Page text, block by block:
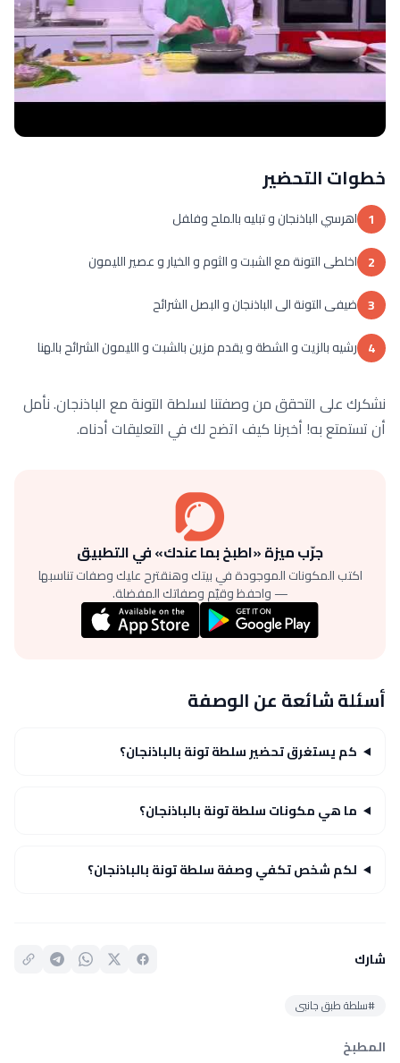
خطوات التحضير
1 اهرسي الباذنجان و تبليه بالملح وفلفل
2 اخلطى التونة مع الشبت و الثوم و الخيار و عصير الليمون
3 ضيفى التونة الى الباذنجان و البصل الشرائح
4 رشيه بالزيت و الشطة و يقدم مزين بالشبت و الليمون الشرائح بالهنا
نشكرك على التحقق من وصفتنا لسلطة التونة مع الباذنجان. نأمل
أن تستمتع به! أخبرنا كيف اتضح لك في التعليقات أدناه.
جرّب ميزة «اطبخ بما عندك» في التطبيق
اكتب المكونات الموجودة في بيتك وهنقترح عليك وصفات تناسبها
— واحفظ وقيّم وصفاتك المفضلة.
أسئلة شائعة عن الوصفة
كم يستغرق تحضير سلطة تونة بالباذنجان؟
ما هي مكونات سلطة تونة بالباذنجان؟
لكم شخص تكفي وصفة سلطة تونة بالباذنجان؟
شارك
#سلطة طبق جانبى
المطبخ